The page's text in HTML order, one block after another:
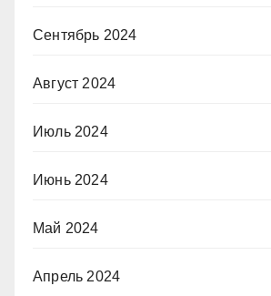
Сентябрь 2024
Август 2024
Июль 2024
Июнь 2024
Май 2024
Апрель 2024